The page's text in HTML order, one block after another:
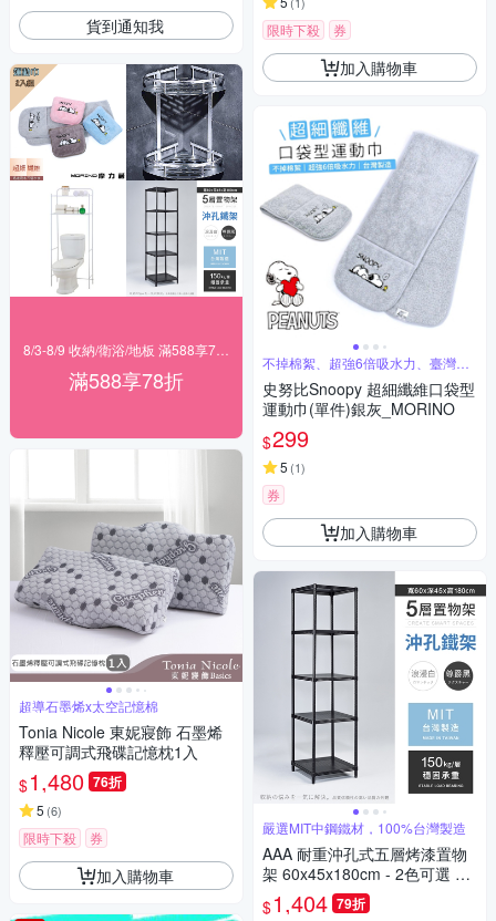
貨到通知我
滿588享78折
超導石墨烯x太空記憶棉
Tonia Nicole 東妮寢飾 石墨烯
釋壓可調式飛碟記憶枕1入
$1,480 76折
5 (6)
限時下殺 券
加入購物車
限時下殺 券
加入購物車
不掉棉絮、超強6倍吸水力、臺灣製
造
史努比Snoopy 超細纖維口袋型
運動巾(單件)銀灰_MORINO
$299
5 (1)
券
加入購物車
嚴選MIT中鋼鐵材，100%台灣製造
AAA 耐重沖孔式五層烤漆置物
架 60x45x180cm - 2色可選 鐵
力士架/沖孔架/收納架
$1,404 79折